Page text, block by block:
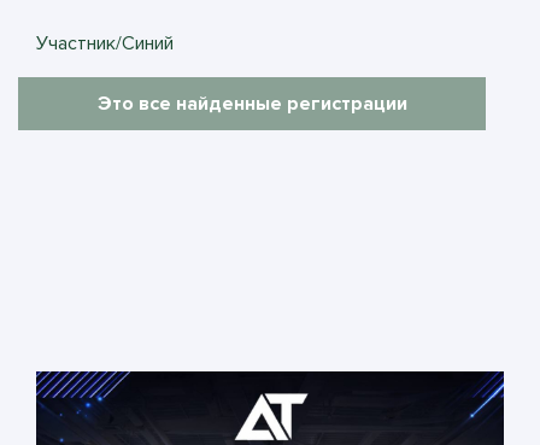
Участник/Синий
Это все найденные регистрации